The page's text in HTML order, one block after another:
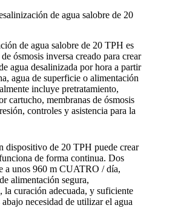
de agua salobre de 20
de agua salobre de 20 TPH es
ósmosis inversa creado para crear
agua desalinizada por hora a partir
agua de superficie o alimentación
incluye pretratamiento,
cartucho, membranas de ósmosis
controles y asistencia para la
dispositivo de 20 TPH puede crear
de forma continua. Dos
a unos 960 m CUATRO / día,
alimentación segura,
la curación adecuada, y suficiente
necesidad de utilizar el agua